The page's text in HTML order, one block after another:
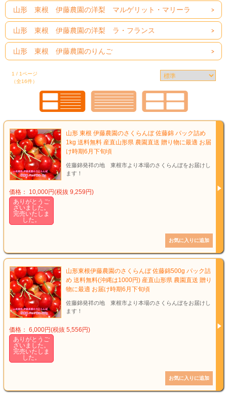
山形 東根 伊藤農園の洋梨 マルゲリット・マリーラ
山形 東根 伊藤農園の洋梨 ラ・フランス
山形 東根 伊藤農園のりんご
1 / 1ページ
（全16件）
山形 東根 伊藤農園のさくらんぼ 佐藤錦 パック詰め
1kg 送料無料 産直山形県 農園直送 贈り物に最適 お届
け時期6月下旬頃
佐藤錦発祥の地 東根市より本場のさくらんぼをお届けし
ます！
価格： 10,000円(税抜 9,259円)
ありがとうご
ざいました。
完売いたしま
した。
山形東根伊藤農園のさくらんぼ 佐藤錦500g パック詰
め 送料無料(沖縄は1000円) 産直山形県 農園直送 贈り
物に最適 お届け時期6月下旬頃
佐藤錦発祥の地 東根市より本場のさくらんぼをお届けし
ます！
価格： 6,000円(税抜 5,556円)
ありがとうご
ざいました。
完売いたしま
した。